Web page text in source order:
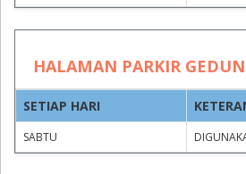
TIMESTAMP
2026-07-08
RAPAT PERDANA
HALAMAN PARKIR
SETIAP HARI
SABTU